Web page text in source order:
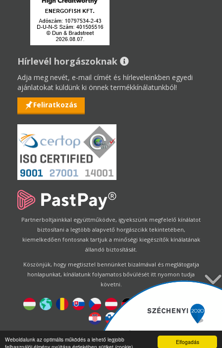
Elfogadás
Weboldalunk az optimális működés a lehető legjobb
Hírlevél horgászoknak
Adja meg nevét, e-mail címét és hírleveleinkben egyedi
ajánlatokat küldünk ki önnek termékkínálatunkból!
Feliratkozás
Partnerboltjainkkal együttműködve, igyekszünk megfelelő kínálatot
biztosítani a legtöbb alapvető horgászcikk tekintetében,
kiemelkedően fontosnak tartjuk a minőségi kiegészítők kínálatának
állandó biztosítását.
Köszönjük, hogy megtisztel bennünket bizalmával és meglátogatja
honlapunkat, kínálatunk folyamatos bővülését itt nyomon tudja
követni.